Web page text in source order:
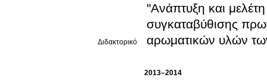
Διδακτορικό
"Ανάπτυξη και
συγκαταβύθισης
αρωματικών υλών
2013–2014